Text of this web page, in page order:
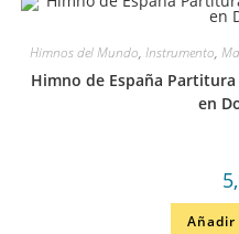
Himnos del Mundo, Instrumento,
Himno de España
en